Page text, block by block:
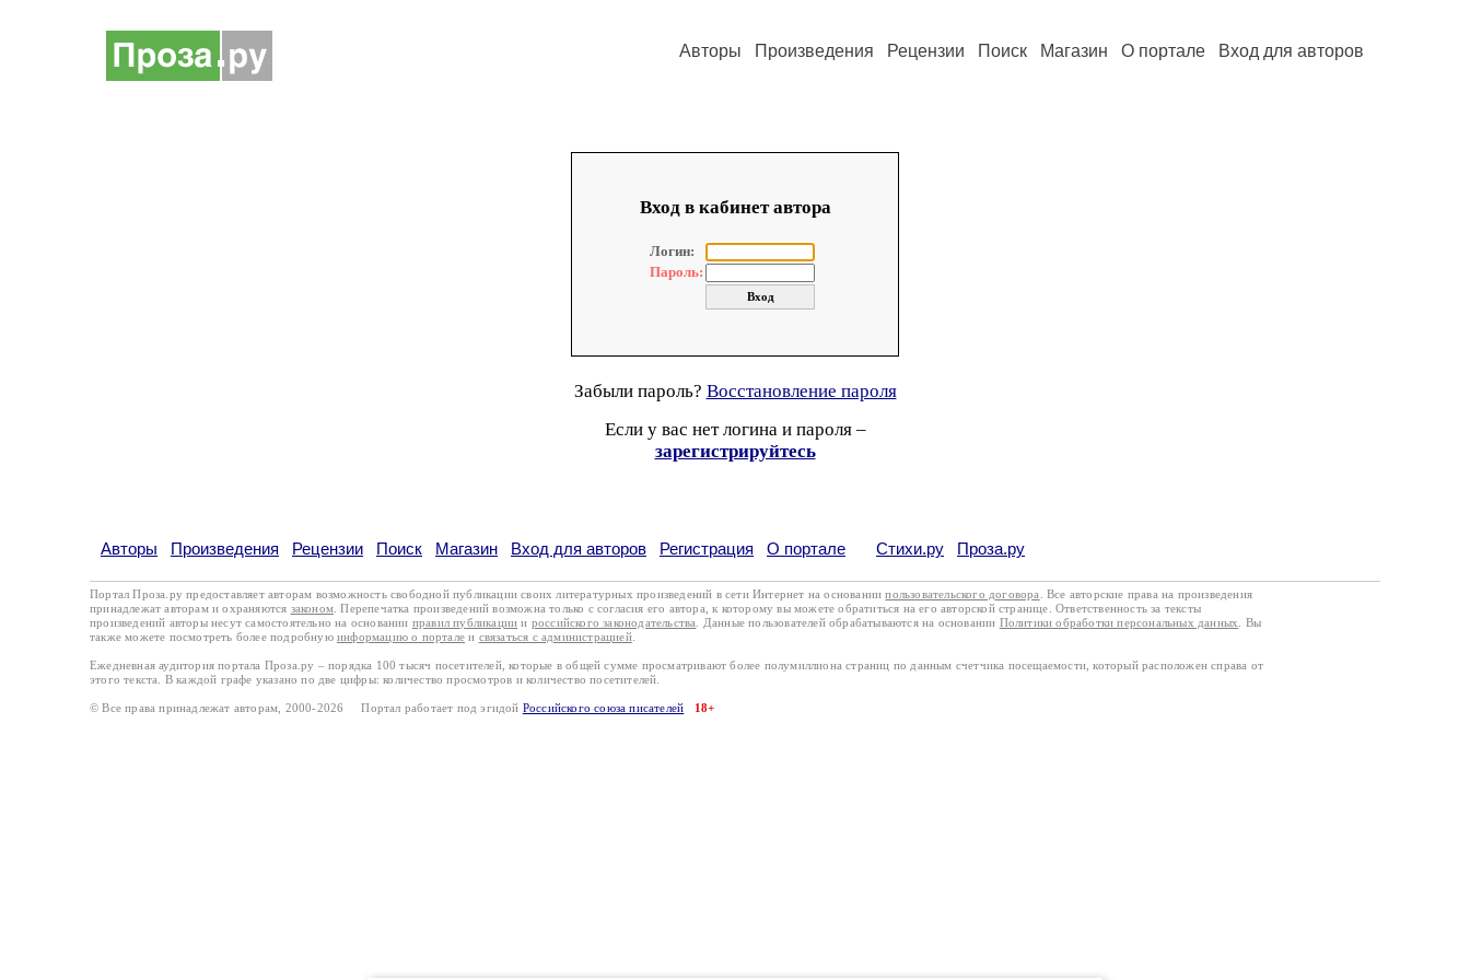
Авторы Произведения Рецензии Поиск Магазин О портале Вход для авторов
Вход в кабинет автора
Логин:
Пароль:
Забыли пароль? Восстановление пароля
Если у вас нет логина и пароля –
зарегистрируйтесь
Авторы Произведения Рецензии Поиск Магазин Вход для авторов Регистрация О портале Стихи.ру Проза.ру
Портал Проза.ру предоставляет авторам возможность свободной публикации своих литературных произведений в сети Интернет на основаниипользовательского договора
. Все авторские права на произведения
принадлежат авторам и охраняются законом . Перепечатка произведений возможна только с согласия его автора, к которому вы можете обратиться на его авторской странице. Ответственность за тексты
произведений авторы несут самостоятельно на основании правил публикации и российского законодательства . Данные пользователей обрабатываются на основании Политики обработки персональных данных
. Вы
также можете посмотреть более подробную информацию о портале и связаться с администрацией.
Ежедневная аудитория портала Проза.ру – порядка 100 тысяч посетителей, которые в общей сумме просматривают более полумиллиона страниц по данным счетчика посещаемости, который расположен справа от
этого текста. В каждой графе указано по две цифры: количество просмотров и количество посетителей.
© Все права принадлежат авторам, 2000-2026 Портал работает под эгидой Российского союза писателей 18+